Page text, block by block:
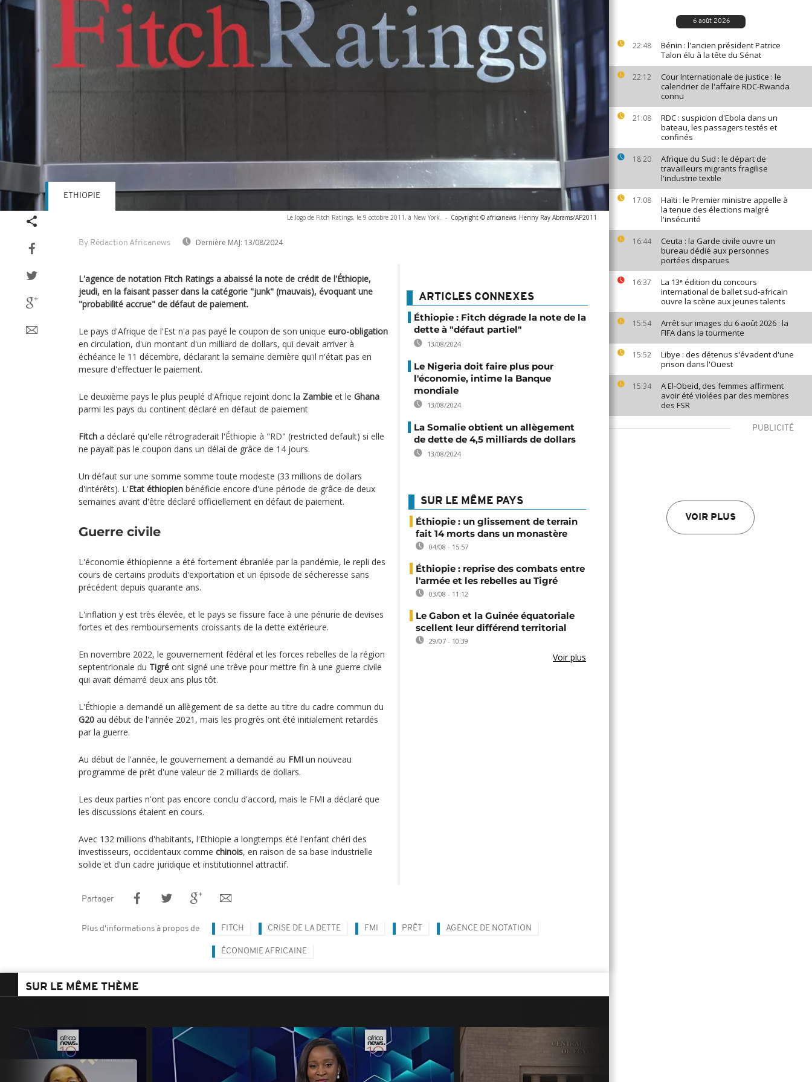
6 août 2026
22:48
Bénin : l'ancien président Patrice
Talon élu à la tête du Sénat
22:12
Cour Internationale de justice : le
calendrier de l'affaire RDC-Rwanda
connu
21:08
RDC : suspicion d'Ebola dans un
bateau, les passagers testés et
confinés
18:20
Afrique du Sud : le départ de
travailleurs migrants fragilise
l'industrie textile
17:08
Haïti : le Premier ministre appelle à
la tenue des élections malgré
l'insécurité
16:44
Ceuta : la Garde civile ouvre un
bureau dédié aux personnes
portées disparues
16:37
La 13ᵉ édition du concours
international de ballet sud-africain
ouvre la scène aux jeunes talents
15:54
Arrêt sur images du 6 août 2026 : la
FIFA dans la tourmente
15:52
Libye : des détenus s'évadent d'une
prison dans l'Ouest
15:34
A El-Obeid, des femmes affirment
avoir été violées par des membres
des FSR
PUBLICITÉ
VOIR PLUS
Le logo de Fitch Ratings, le 9 octobre 2011, à New York. - Copyright © africanews Henny Ray Abrams/AP2011
By Rédaction Africanews Dernière MAJ: 13/08/2024
ETHIOPIE
L'agence de notation Fitch Ratings a abaissé la note de crédit de l'Éthiopie,
jeudi, en la faisant passer dans la catégorie "junk" (mauvais), évoquant une
"probabilité accrue" de défaut de paiement.
Le pays d'Afrique de l'Est n'a pas payé le coupon de son unique euro-obligation
en circulation, d'un montant d'un milliard de dollars, qui devait arriver à
échéance le 11 décembre, déclarant la semaine dernière qu'il n'était pas en
mesure d'effectuer le paiement.
Le deuxième pays le plus peuplé d'Afrique rejoint donc la Zambie et le Ghana
parmi les pays du continent déclaré en défaut de paiement
Fitch a déclaré qu'elle rétrograderait l'Éthiopie à "RD" (restricted default) si elle
ne payait pas le coupon dans un délai de grâce de 14 jours.
Un défaut sur une somme somme toute modeste (33 millions de dollars
d'intérêts). L'Etat éthiopien bénéficie encore d'une période de grâce de deux
semaines avant d'être déclaré officiellement en défaut de paiement.
Guerre civile
L'économie éthiopienne a été fortement ébranlée par la pandémie, le repli des
cours de certains produits d'exportation et un épisode de sécheresse sans
précédent depuis quarante ans.
L'inflation y est très élevée, et le pays se fissure face à une pénurie de devises
fortes et des remboursements croissants de la dette extérieure.
En novembre 2022, le gouvernement fédéral et les forces rebelles de la région
septentrionale du Tigré ont signé une trêve pour mettre fin à une guerre civile
qui avait démarré deux ans plus tôt.
L'Éthiopie a demandé un allègement de sa dette au titre du cadre commun du
G20 au début de l'année 2021, mais les progrès ont été initialement retardés
par la guerre.
Au début de l'année, le gouvernement a demandé au FMI un nouveau
programme de prêt d'une valeur de 2 milliards de dollars.
Les deux parties n'ont pas encore conclu d'accord, mais le FMI a déclaré que
les discussions étaient en cours.
Avec 132 millions d'habitants, l'Ethiopie a longtemps été l'enfant chéri des
investisseurs, occidentaux comme chinois, en raison de sa base industrielle
solide et d'un cadre juridique et institutionnel attractif.
ARTICLES CONNEXES
Éthiopie : Fitch dégrade la note de la
dette à "défaut partiel"
13/08/2024
Le Nigeria doit faire plus pour
l'économie, intime la Banque
mondiale
13/08/2024
La Somalie obtient un allègement
de dette de 4,5 milliards de dollars
13/08/2024
SUR LE MÊME PAYS
Éthiopie : un glissement de terrain
fait 14 morts dans un monastère
04/08 - 15:57
Éthiopie : reprise des combats entre
l'armée et les rebelles au Tigré
03/08 - 11:12
Le Gabon et la Guinée équatoriale
scellent leur différend territorial
29/07 - 10:39
Voir plus
Partager
Plus d'informations à propos de FITCH CRISE DE LA DETTE FMI PRÊT AGENCE DE NOTATION
ÉCONOMIE AFRICAINE
SUR LE MÊME THÈME